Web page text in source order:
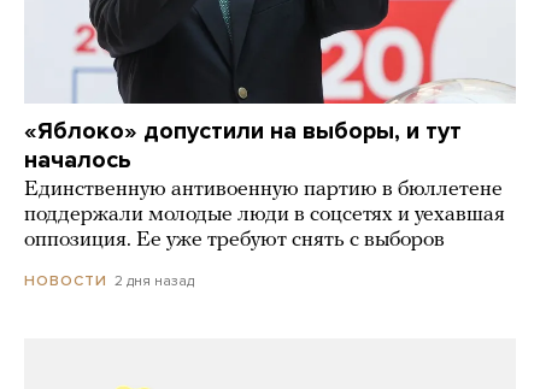
«Яблоко» допустили на выборы, и тут
началось
Единственную антивоенную партию в бюллетене
поддержали молодые люди в соцсетях и уехавшая
оппозиция. Ее уже требуют снять с выборов
НОВОСТИ 2 дня назад